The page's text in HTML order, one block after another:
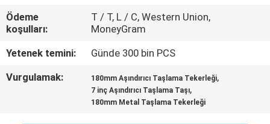
GEÇIN
Ödeme
koşulları:
T / T, L / C, Western Union,
MoneyGram
Yetenek temini:
Günde 300 bin PCS
Vurgulamak:
180mm Aşındırıcı Taşlama Tekerleği,
7 inç Aşındırıcı Taşlama Taşı,
180mm Metal Taşlama Tekerleği